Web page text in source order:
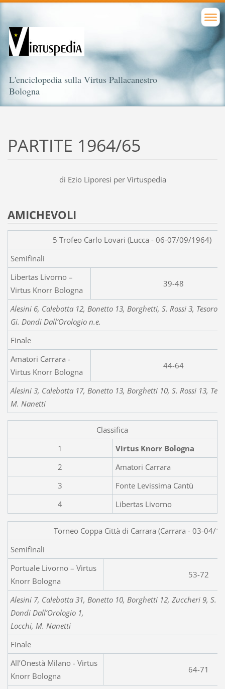
L'enciclopedia sulla Virtus Pallacanestro
Bologna
PARTITE 1964/65
di Ezio Liporesi per Virtuspedia
AMICHEVOLI
5 Trofeo Carlo Lovari (Lucca - 06-07/09/1964)
Semifinali
Libertas Livorno –
Virtus Knorr Bologna
39-48
Alesini 6, Calebotta 12, Bonetto 13, Borghetti, S. Rossi 3,
Gi. Dondi Dall’Orologio n.e.
Finale
Amatori Carrara -
Virtus Knorr Bologna
44-64
Alesini 3, Calebotta 17, Bonetto 13, Borghetti 10, S. Rossi 13,
M. Nanetti
Classifica
1
Virtus Knorr Bologna
2
Amatori Carrara
3
Fonte Levissima Cantù
4
Libertas Livorno
Torneo Coppa Città di Carrara (Carrara - 03-04/
Semifinali
Portuale Livorno – Virtus
Knorr Bologna
53-72
Alesini 7, Calebotta 31, Bonetto 10, Borghetti 12, Zuccheri 9, S.
Dondi Dall’Orologio 1,
Locchi, M. Nanetti
Finale
All’Onestà Milano - Virtus
Knorr Bologna
64-71